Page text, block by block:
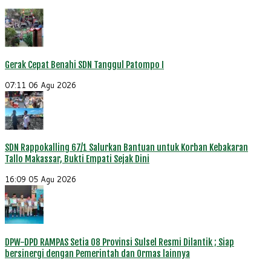
Gerak Cepat Benahi SDN Tanggul Patompo I
07:11 06 Agu 2026
SDN Rappokalling 67/1 Salurkan Bantuan untuk Korban Kebakaran
Tallo Makassar, Bukti Empati Sejak Dini
16:09 05 Agu 2026
DPW-DPD RAMPAS Setia 08 Provinsi Sulsel Resmi Dilantik ; Siap
bersinergi dengan Pemerintah dan Ormas lainnya